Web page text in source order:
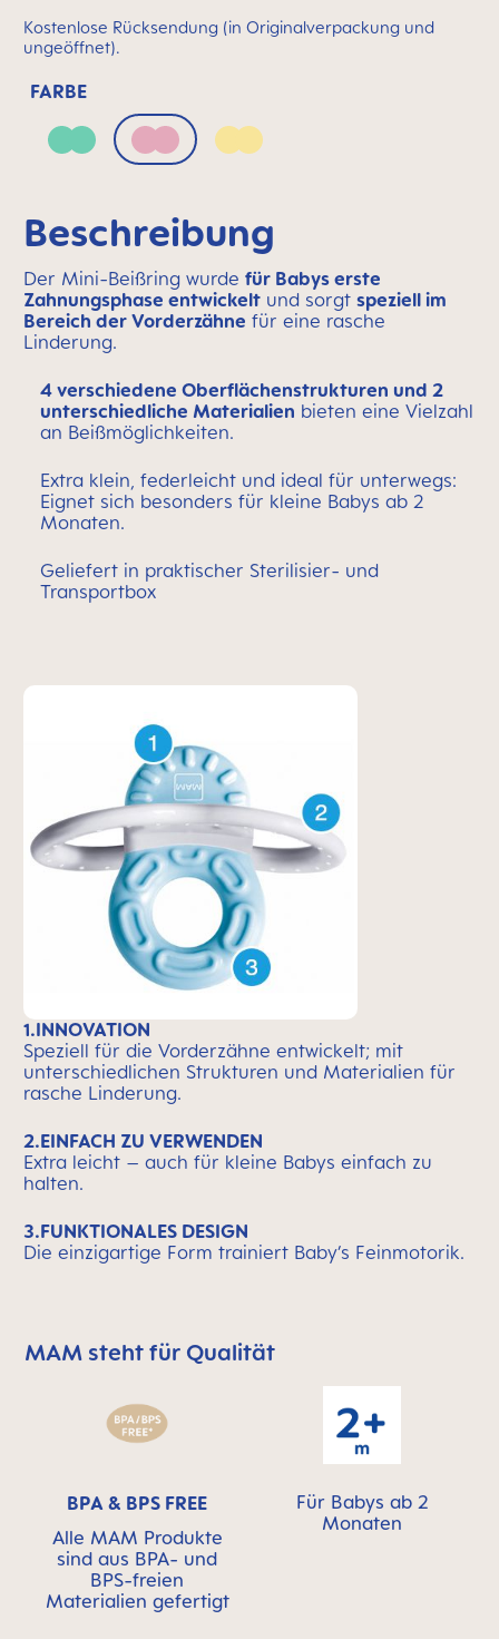
Kostenlose Rücksendung (in Originalverpackung und
ungeöffnet).
FARBE
Green Pink Yellow
Beschreibung
Der Mini-Beißring wurde für Babys erste
Zahnungsphase entwickelt und sorgt speziell im
Bereich der Vorderzähne für eine rasche
Linderung.
4 verschiedene Oberflächenstrukturen und 2
unterschiedliche Materialien bieten eine Vielzahl
an Beißmöglichkeiten.
Extra klein, federleicht und ideal für unterwegs:
Eignet sich besonders für kleine Babys ab 2
Monaten.
Geliefert in praktischer Sterilisier- und
Transportbox
1.INNOVATION
Speziell für die Vorderzähne entwickelt; mit
unterschiedlichen Strukturen und Materialien für
rasche Linderung.
2.EINFACH ZU VERWENDEN
Extra leicht – auch für kleine Babys einfach zu
halten.
3.FUNKTIONALES DESIGN
Die einzigartige Form trainiert Baby’s Feinmotorik.
MAM überspringen bedeutet Qualitätssymbolleiste
MAM steht für Qualität
BPA & BPS FREE
Alle MAM Produkte
sind aus BPA- und
BPS-freien
Materialien gefertigt
Für Babys ab 2
Monaten